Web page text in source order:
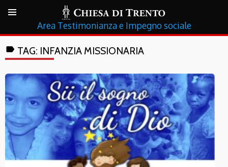
Testimonianza e Impegno sociale
label TAG: INFANZIA MISSIONARIA